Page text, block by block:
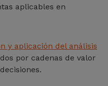
aplicables en
y aplicación del análisis
por cadenas de valor